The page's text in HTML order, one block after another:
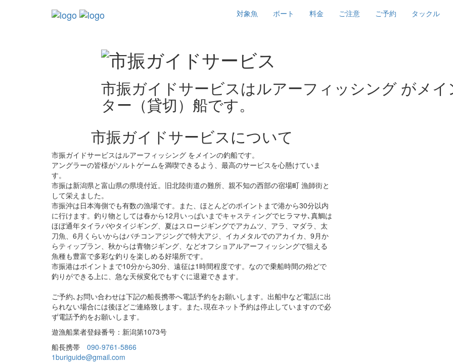
対象魚 ボート 料金 ご注意 ご予約 タックル
市振ガイドサービスはルアーフィッシング がメ
ター（貸切）船です。
市振ガイドサービスについて
市振ガイドサービスはルアーフィッシング をメインの釣船です。
アングラーの皆様がソルトゲームを満喫できるよう、最高のサービスを心懸けていま
す。
市振は新潟県と富山県の県境付近。旧北陸街道の難所、親不知の西部の宿場町 漁師街と
して栄えました。
市振沖は日本海側でも有数の漁場です。また、ほとんどのポイントまで港から30分以内
に行けます。釣り物としては春から12月いっぱいまでキャスティングでヒラマサ､真鯛は
ほぼ通年タイラバやタイジギング、夏はスロージギングでアカムツ、アラ、マダラ、太
刀魚、6月くらいからはバチコンアジングで特大アジ、イカメタルでのアカイカ、9月か
らティップラン、秋からは青物ジギング、などオフショアルアーフィッシングで狙える
魚種も豊富で多彩な釣りを楽しめる好場所です。
市振港はポイントまで10分から30分、遠征は1時間程度です。なので乗船時間の殆どで
釣りができる上に、急な天候変化でもすぐに退避できます。
ご予約､お問い合わせは下記の船長携帯へ電話予約をお願いします。出船中など電話に出
られない場合には後ほどご連絡致します。また､現在ネット予約は停止していますので必
ず電話予約をお願いします。
遊漁船業者登録番号：新潟第1073号
船長携帯 090-9761-5866
1buriguide@gmail.com